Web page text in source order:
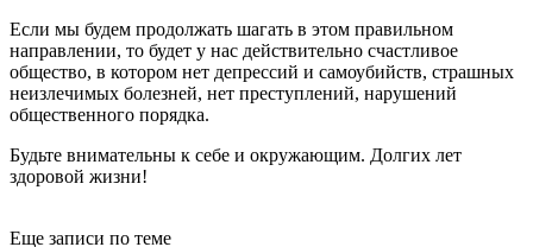
Если мы будем продолжать шагать в этом правильном
направлении, то будет у нас действительно счастливое
общество, в котором нет депрессий и самоубийств, страшных
неизлечимых болезней, нет преступлений, нарушений
общественного порядка.
Будьте внимательны к себе и окружающим. Долгих лет
здоровой жизни!
Еще записи по теме